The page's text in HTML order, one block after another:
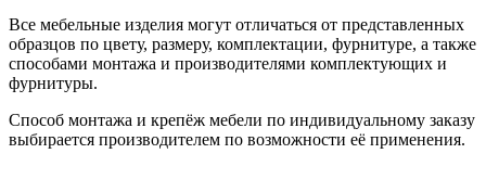
Все мебельные изделия могут отличаться от представленных
образцов по цвету, размеру, комплектации, фурнитуре, а также
способами монтажа и производителями комплектующих и
фурнитуры.
Способ монтажа и крепёж мебели по индивидуальному заказу
выбирается производителем по возможности её применения.